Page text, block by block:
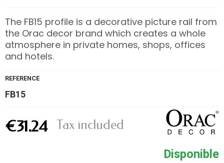
The FB15 profile is a decorative picture rail from
the Orac decor brand which creates a whole
atmosphere in private homes, shops, offices
and hotels.
REFERENCE
FB15
€31.24 Tax included
Disponible